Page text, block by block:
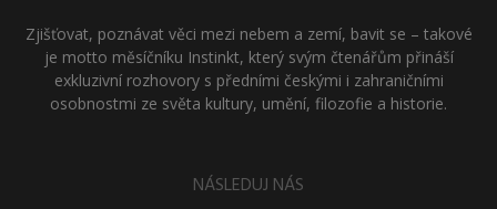
Zjišťovat, poznávat věci mezi nebem a zemí, bavit se – takové
je motto měsíčníku Instinkt, který svým čtenářům přináší
exkluzivní rozhovory s předními českými i zahraničními
osobnostmi ze světa kultury, umění, filozofie a historie.
NÁSLEDUJ NÁS